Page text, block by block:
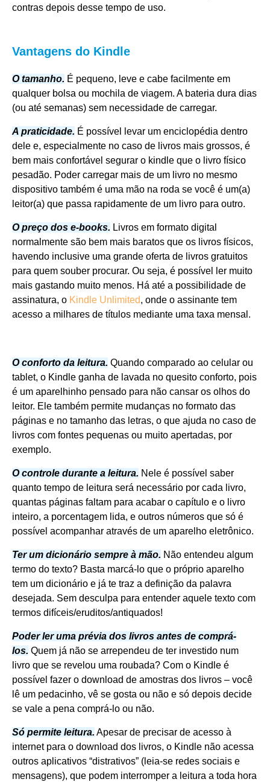
contras depois desse tempo de uso.
Vantagens do Kindle
O tamanho. É pequeno, leve e cabe facilmente em
qualquer bolsa ou mochila de viagem. A bateria dura dias
(ou até semanas) sem necessidade de carregar.
A praticidade. É possível levar um enciclopédia dentro
dele e, especialmente no caso de livros mais grossos, é
bem mais confortável segurar o kindle que o livro físico
pesadão. Poder carregar mais de um livro no mesmo
dispositivo também é uma mão na roda se você é um(a)
leitor(a) que passa rapidamente de um livro para outro.
O preço dos e-books. Livros em formato digital
normalmente são bem mais baratos que os livros físicos,
havendo inclusive uma grande oferta de livros gratuitos
para quem souber procurar. Ou seja, é possível ler muito
mais gastando muito menos. Há até a possibilidade de
assinatura, o Kindle Unlimited, onde o assinante tem
acesso a milhares de títulos mediante uma taxa mensal.
O conforto da leitura. Quando comparado ao celular ou
tablet, o Kindle ganha de lavada no quesito conforto, pois
é um aparelhinho pensado para não cansar os olhos do
leitor. Ele também permite mudanças no formato das
páginas e no tamanho das letras, o que ajuda no caso de
livros com fontes pequenas ou muito apertadas, por
exemplo.
O controle durante a leitura. Nele é possível saber
quanto tempo de leitura será necessário por cada livro,
quantas páginas faltam para acabar o capítulo e o livro
inteiro, a porcentagem lida, e outros números que só é
possível acompanhar através de um aparelho eletrônico.
Ter um dicionário sempre à mão. Não entendeu algum
termo do texto? Basta marcá-lo que o próprio aparelho
tem um dicionário e já te traz a definição da palavra
desejada. Sem desculpa para entender aquele texto com
termos difíceis/eruditos/antiquados!
Poder ler uma prévia dos livros antes de comprá-
los. Quem já não se arrependeu de ter investido num
livro que se revelou uma roubada? Com o Kindle é
possível fazer o download de amostras dos livros – você
lê um pedacinho, vê se gosta ou não e só depois decide
se vale a pena comprá-lo ou não.
Só permite leitura. Apesar de precisar de acesso à
internet para o download dos livros, o Kindle não acessa
outros aplicativos “distrativos” (leia-se redes sociais e
mensagens), que podem interromper a leitura a toda hora